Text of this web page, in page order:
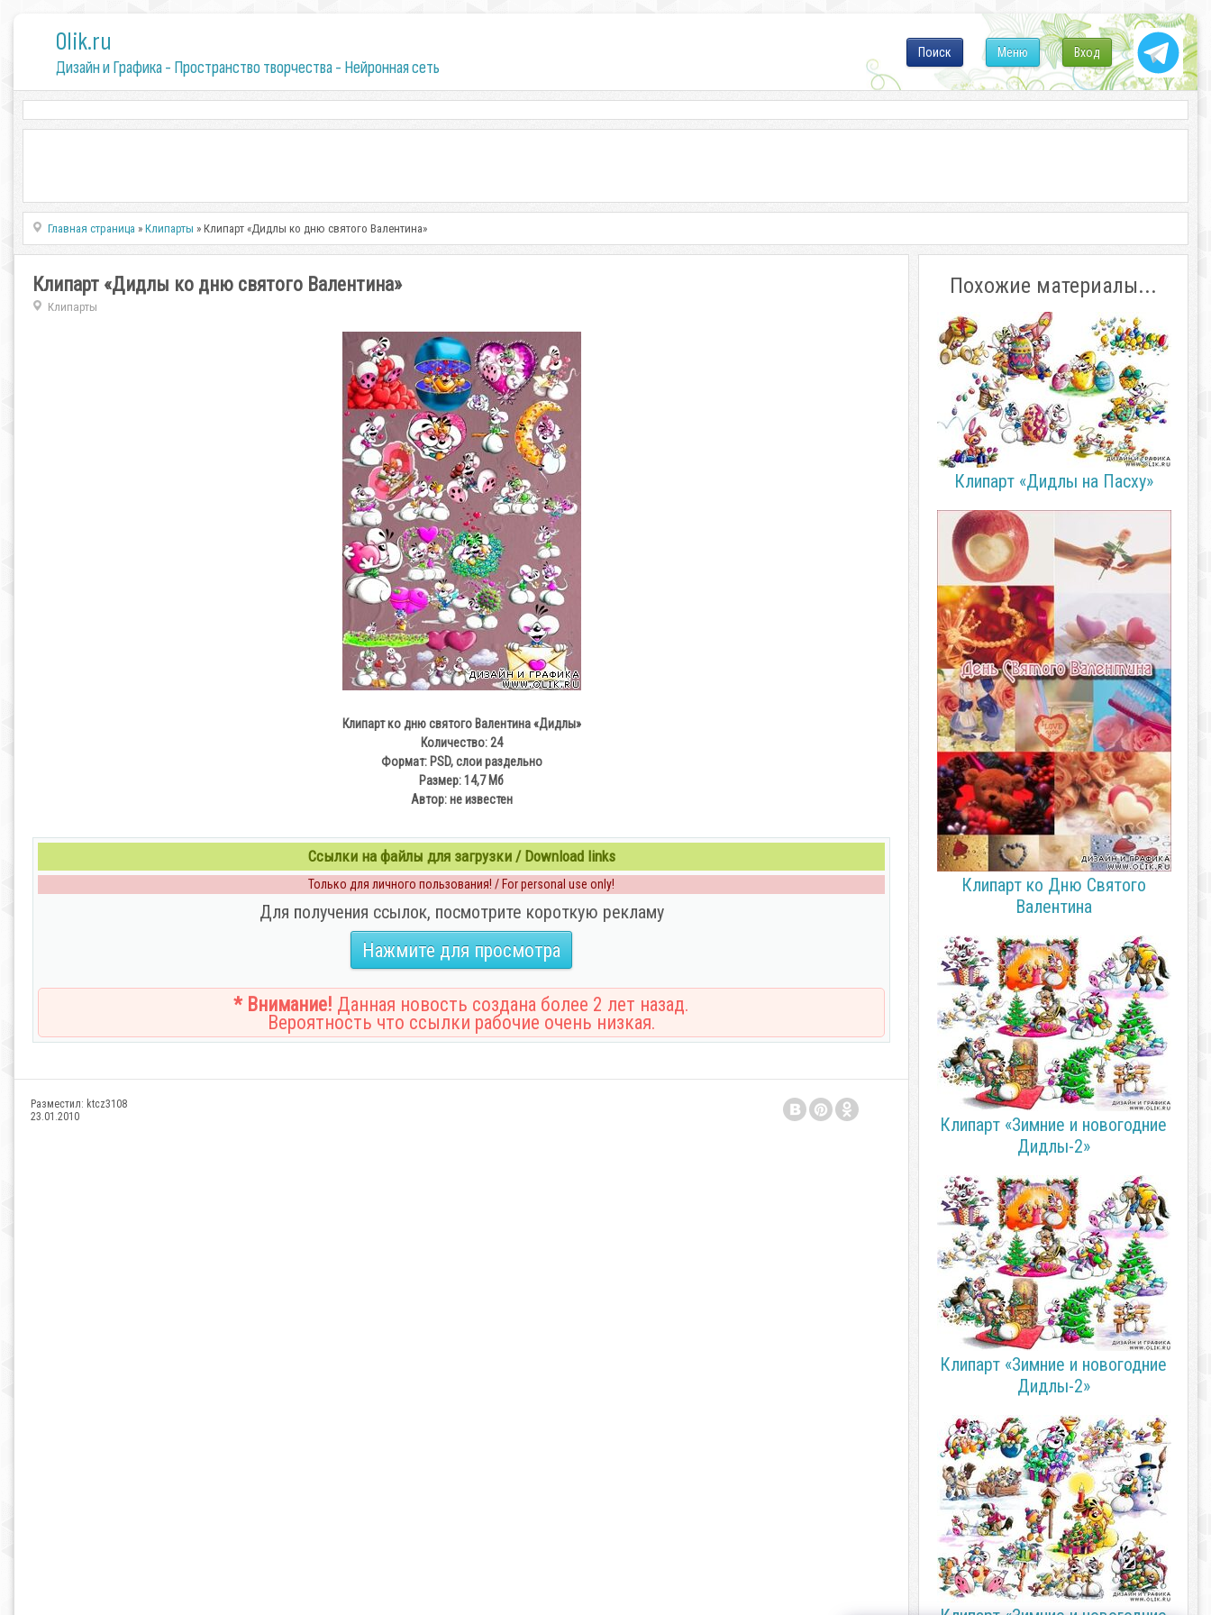
0lik.ru
Дизайн и Графика - Пространство творчества - Нейронная сеть
Вход
Меню
Поиск
Главная страница »Клипарты » Клипарт «Дидлы ко дню святого Валентина»
Клипарт «Дидлы ко дню святого Валентина»
Клипарты
Клипарт ко дню святого Валентина «Дидлы»
Количество: 24
Формат: PSD, слои раздельно
Размер: 14,7 Мб
Автор: не известен
Ссылки на файлы для загрузки / Download links
Только для личного пользования! / For personal use only!
Для получения ссылок, посмотрите короткую рекламу
Нажмите для просмотра
* Внимание! Данная новость создана более 2 лет назад.
Вероятность что ссылки рабочие очень низкая.
Разместил: ktcz3108
23.01.2010
Похожие материалы...
Клипарт «Дидлы на Пасху»
Клипарт ко Дню Святого
Валентина
Клипарт «Зимние и новогодние
Дидлы-2»
Клипарт «Зимние и новогодние
Дидлы-2»